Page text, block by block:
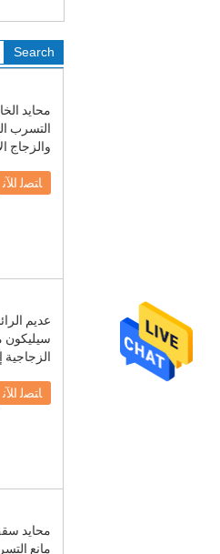
محايد
التسرب
والزجاج
ﺎﺘﺼﻟ ﺍﻶﻧ
سيليكون
الزجاجية
ﺎﺘﺼﻟ ﺍﻶﻧ
محايد
مانع